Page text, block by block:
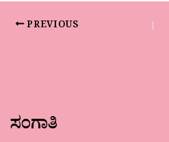
PREVIOUS
ಸಂಗಾತಿ